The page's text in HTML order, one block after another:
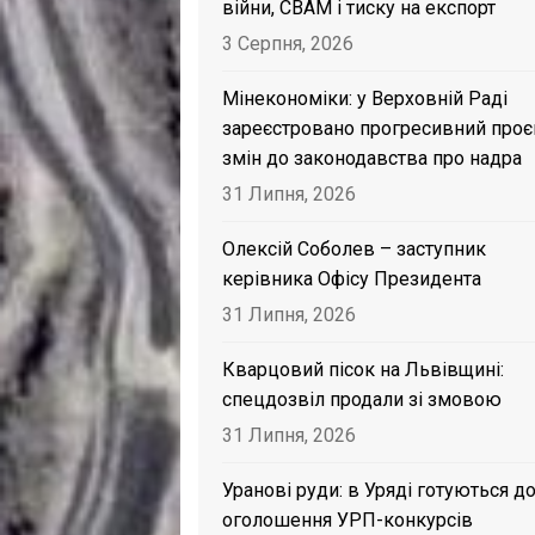
війни, CBAM і тиску на експорт
3 Серпня, 2026
Мінекономіки: у Верховній Раді
зареєстровано прогресивний
змін до законодавства про надра
31 Липня, 2026
Олексій Соболев – заступник
керівника Офісу Президента
31 Липня, 2026
Кварцовий пісок на Львівщині:
спецдозвіл продали зі змовою
31 Липня, 2026
Уранові руди: в Уряді готуються до
оголошення УРП-конкурсів